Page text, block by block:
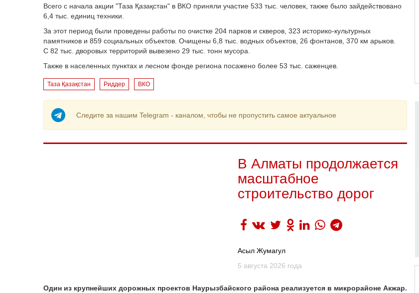
Всего с начала акции "Таза Қазақстан" в ВКО приняли участие 533 тыс. человек, также было зайдействовано
6,4 тыс. единиц техники.
За этот период были проведены работы по очистке 204 парков и скверов, 323 историко-культурных
памятников и 859 социальных объектов. Очищены 6,8 тыс. водных объектов, 26 фонтанов, 370 км арыков.
С 82 тыс. дворовых территорий вывезено 29 тыс. тонн мусора.
Также в населенных пунктах и лесном фонде региона посажено более 53 тыс. саженцев.
Таза Қазақстан Риддер ВКО
Следите за нашим Telegram - каналом, чтобы не пропустить самое актуальное
В Алматы продолжается
масштабное
строительство дорог
Асыл Жумагул
5 августа 2026 года
Один из крупнейших дорожных проектов Наурызбайского района реализуется в микрорайоне Акжар.